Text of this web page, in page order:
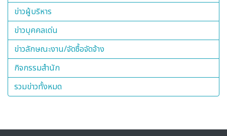
ข่าวผู้บริหาร
ข่าวบุคคลเด่น
ข่าวลักษณะงาน/จัดซื้อจัดจ้าง
กิจกรรมสำนัก
รวมข่าวทั้งหมด